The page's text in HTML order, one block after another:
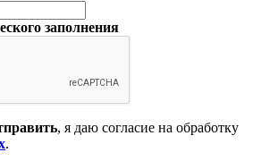
заполнения
, я даю согласие на обработку
.